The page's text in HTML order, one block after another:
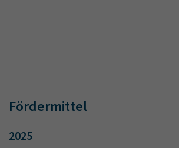
Fördermittel
2025